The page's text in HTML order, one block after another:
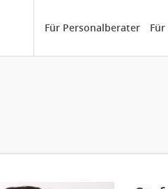
Für Personalberater